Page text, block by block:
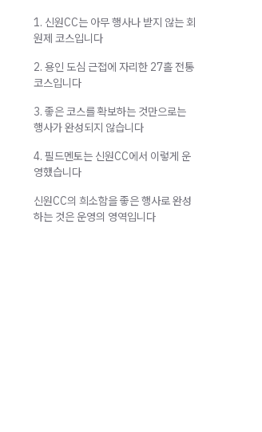
1. 신원CC는 아무 행사나 받지 않는 회
원제 코스입니다
2. 용인 도심 근접에 자리한 27홀 전통
코스입니다
3. 좋은 코스를 확보하는 것만으로는
행사가 완성되지 않습니다
4. 필드멘토는 신원CC에서 이렇게 운
영했습니다
신원CC의 희소함을 좋은 행사로 완성
하는 것은 운영의 영역입니다